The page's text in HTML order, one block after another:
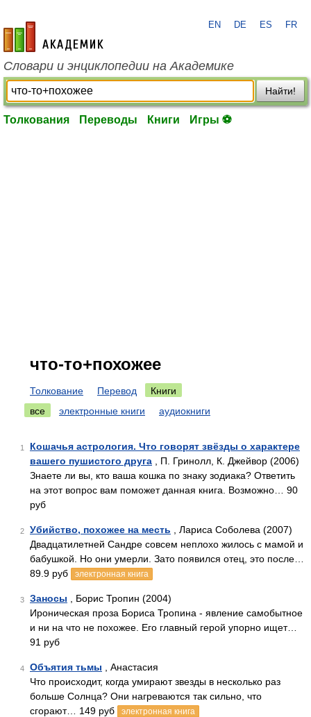
academic.ru
EN DE ES FR
Словари и энциклопедии на Академике
Найти!
Толкования Переводы Книги Игры ⚽
что-то+похожее
Толкование Перевод
Книги
все
электронные книги аудиокниги
1
Кошачья астрология. Что говорят звёзды о характере
вашего пушистого друга , П. Гринолл, К. Джейвор (2006)
Знаете ли вы, кто ваша кошка по знаку зодиака? Ответить
на этот вопрос вам поможет данная книга. Возможно… 90
руб
2 Убийство, похожее на месть , Лариса Соболева (2007)
Двадцатилетней Сандре совсем неплохо жилось с мамой и
бабушкой. Но они умерли. Зато появился отец, это после…
89.9 руб
электронная книга
3 Заносы , Борис Тропин (2004)
Ироническая проза Бориса Тропина - явление самобытное
и ни на что не похожее. Его главный герой упорно ищет…
91 руб
4 Объятия тьмы , Анастасия
Что происходит, когда умирают звезды в несколько раз
больше Солнца? Они нагреваются так сильно, что
сгорают… 149 руб
электронная книга